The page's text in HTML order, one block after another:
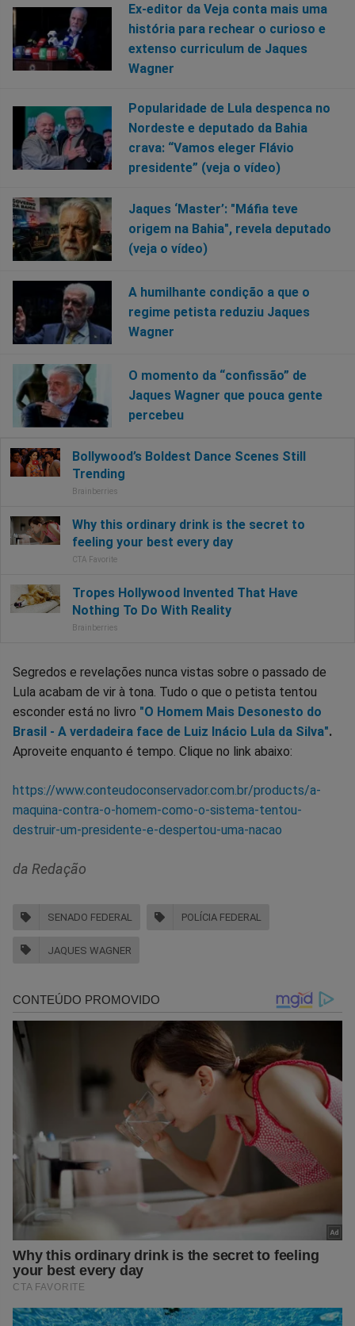
Ex-editor da Veja conta mais uma
história para rechear o curioso e
extenso curriculum de Jaques
Wagner
Popularidade de Lula despenca no
Nordeste e deputado da Bahia
crava: “Vamos eleger Flávio
presidente” (veja o vídeo)
Jaques ‘Master’: "Máfia teve
origem na Bahia", revela deputado
(veja o vídeo)
A humilhante condição a que o
regime petista reduziu Jaques
Wagner
O momento da “confissão” de
Jaques Wagner que pouca gente
percebeu
Segredos e revelações nunca vistas sobre o passado de
Lula acabam de vir à tona. Tudo o que o petista tentou
esconder está no livro "O Homem Mais Desonesto do
Brasil - A verdadeira face de Luiz Inácio Lula da Silva".
Aproveite enquanto é tempo. Clique no link abaixo:
https://www.conteudoconservador.com.br/products/a-
maquina-contra-o-homem-como-o-sistema-tentou-
destruir-um-presidente-e-despertou-uma-nacao
da Redação
SENADO FEDERAL POLÍCIA FEDERAL
JAQUES WAGNER